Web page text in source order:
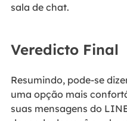
sala de chat.
Veredicto Final
Resumindo, pode-se
uma opção mais
suas mensagens do